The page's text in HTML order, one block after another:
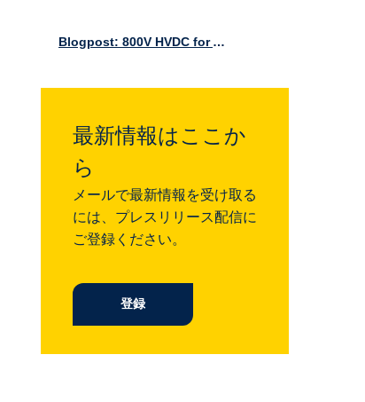
Blogpost: 800V HVDC for AI data centers
最新情報はここか
ら
メールで最新情報を受け取る
には、プレスリリース配信に
ご登録ください。
登録